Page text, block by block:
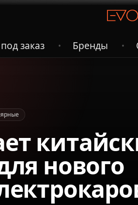
заказ • Бренды •
нового